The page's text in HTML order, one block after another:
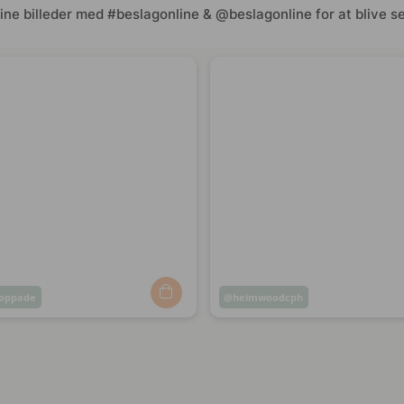
billeder med #beslagonline & @beslagonline for at blive
Opslag
heimwoodcph